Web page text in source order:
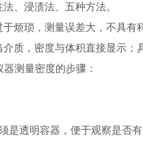
、浸渍法、五种方法。
于烦琐，测量误差大，不具
质，密度与体积直接显示
测量密度的步骤：
是透明容器，便于观察是否